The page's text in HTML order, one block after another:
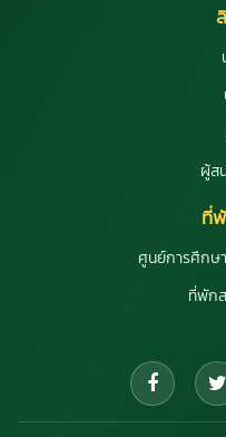
ผู้ส
ที่
ศูนย์การศึกษ
ที่พัก